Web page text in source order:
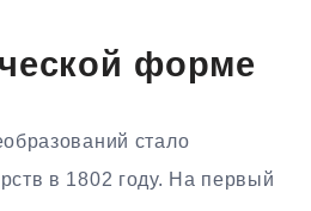
форме
стало
в 1802 году. На первый